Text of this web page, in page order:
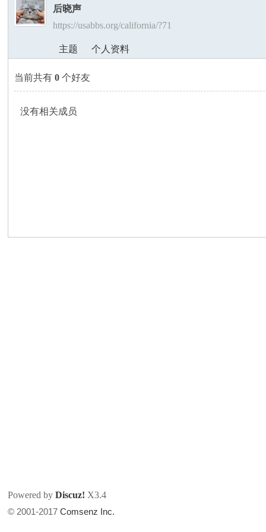
美› ›
后晓声
https://usabbs.org/california/?71
主题 个人资料
当前共有0 个好友
没有相关成员
Powered byDiscuz! X3.4
© 2001-2017Comsenz Inc.